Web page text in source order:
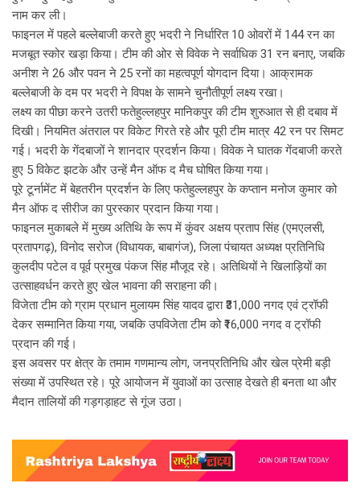
नाम कर ली।
फाइनल में पहले बल्लेबाजी करते हुए भदरी ने निर्धारित 10 ओवरों में 144 रन का
मजबूत स्कोर खड़ा किया। टीम की ओर से विवेक ने सर्वाधिक 31 रन बनाए, जबकि
अनीश ने 26 और पवन ने 25 रनों का महत्वपूर्ण योगदान दिया। आक्रामक
बल्लेबाजी के दम पर भदरी ने विपक्ष के सामने चुनौतीपूर्ण लक्ष्य रखा।
लक्ष्य का पीछा करने उतरी फतेहुल्लहपुर मानिकपुर की टीम शुरुआत से ही दबाव में
दिखी। नियमित अंतराल पर विकेट गिरते रहे और पूरी टीम मात्र 42 रन पर सिमट
गई। भदरी के गेंदबाजों ने शानदार प्रदर्शन किया। विवेक ने घातक गेंदबाजी करते
हुए 5 विकेट झटके और उन्हें मैन ऑफ द मैच घोषित किया गया।
पूरे टूर्नामेंट में बेहतरीन प्रदर्शन के लिए फतेहुल्लहपुर के कप्तान मनोज कुमार को
मैन ऑफ द सीरीज का पुरस्कार प्रदान किया गया।
फाइनल मुकाबले में मुख्य अतिथि के रूप में कुंवर अक्षय प्रताप सिंह (एमएलसी,
प्रतापगढ़), विनोद सरोज (विधायक, बाबागंज), जिला पंचायत अध्यक्ष प्रतिनिधि
कुलदीप पटेल व पूर्व प्रमुख पंकज सिंह मौजूद रहे। अतिथियों ने खिलाड़ियों का
उत्साहवर्धन करते हुए खेल भावना की सराहना की।
विजेता टीम को ग्राम प्रधान मुलायम सिंह यादव द्वारा ₹31,000 नगद एवं ट्रॉफी
देकर सम्मानित किया गया, जबकि उपविजेता टीम को ₹16,000 नगद व ट्रॉफी
प्रदान की गई।
इस अवसर पर क्षेत्र के तमाम गणमान्य लोग, जनप्रतिनिधि और खेल प्रेमी बड़ी
संख्या में उपस्थित रहे। पूरे आयोजन में युवाओं का उत्साह देखते ही बनता था और
मैदान तालियों की गड़गड़ाहट से गूंज उठा।